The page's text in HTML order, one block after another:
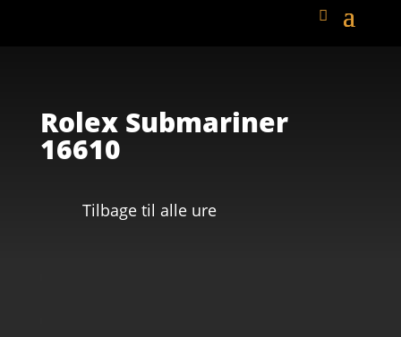
Rolex Submariner
16610
Tilbage til alle ure